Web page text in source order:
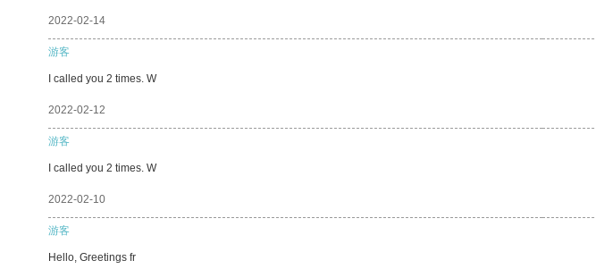
2022-02-14
游客
I called you 2 times. W
2022-02-12
游客
I called you 2 times. W
2022-02-10
游客
Hello, Greetings fr